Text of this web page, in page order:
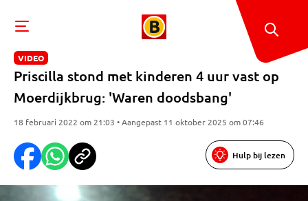
VIDEO
Priscilla stond met kinderen 4 uur vast op
Moerdijkbrug: 'Waren doodsbang'
18 februari 2022 om 21:03 • Aangepast 11 oktober 2025 om 07:46
Hulp bij lezen